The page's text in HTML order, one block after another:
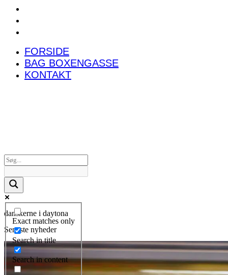
FORSIDE
BAG BOXENGASSE
KONTAKT
Exact matches only
Search in title
Search in content
danskerne i daytona
Seneste nyheder